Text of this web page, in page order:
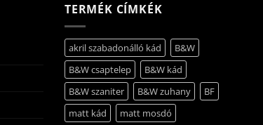
TERMÉK CÍMKÉK
akril szabadonálló kád
B&W
B&W csaptelep
B&W kád
B&W szaniter
B&W zuhany
BF
matt kád
matt mosdó